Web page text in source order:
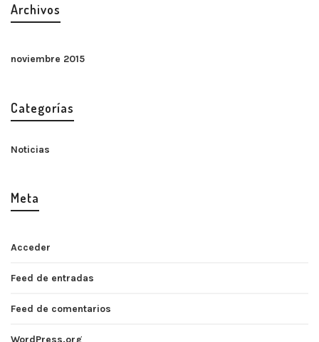
Archivos
noviembre 2015
Categorías
Noticias
Meta
Acceder
Feed de entradas
Feed de comentarios
WordPress.org